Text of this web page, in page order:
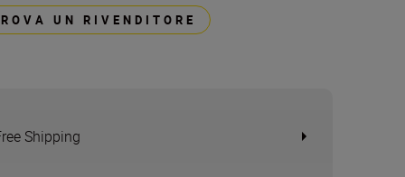
UN RIVENDITORE
Shipping